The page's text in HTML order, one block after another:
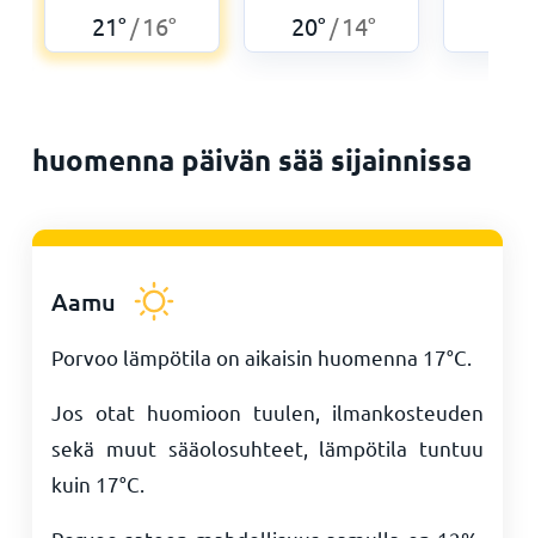
21° /16° 20° /14°
huomenna päivän sää sijainnissa
Aamu
Porvoo lämpötila on aikaisin huomenna 17°C
Jos otat huomioon tuulen, ilmankosteuden
sekä muut sääolosuhteet, lämpötila tuntuu
kuin 17°C